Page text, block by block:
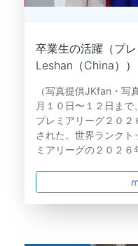
卒業生の活躍（プレ
Leshan（China））
（写真提供JKfan・写
月１０日〜１２日まで
プレミアリーグ２０２
された。世界ランクト
ミアリーグの２０２